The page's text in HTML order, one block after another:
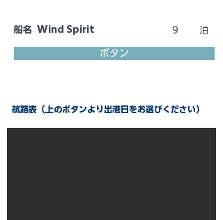
船名 Wind Spirit 9 泊
ボタン
航路表（上のボタンより出港日をお選びください）